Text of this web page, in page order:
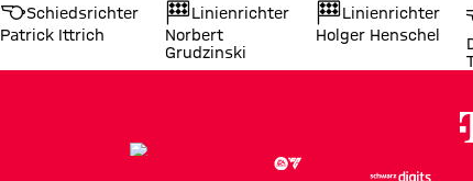
Schiedsrichter
Patrick Ittrich
Linienrichter
Norbert
Grudzinski
Linienrichter
Holger Henschel